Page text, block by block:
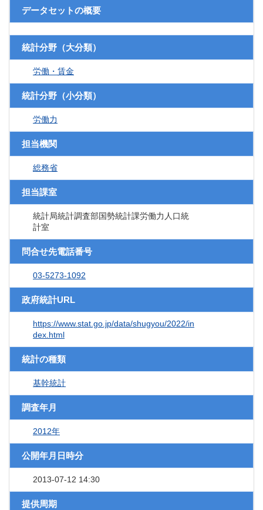
データセットの概要
統計分野（大分類）
労働・賃金
統計分野（小分類）
労働力
担当機関
総務省
担当課室
統計局統計調査部国勢統計課労働力人口統
計室
問合せ先電話番号
03-5273-1092
政府統計URL
https://www.stat.go.jp/data/shugyou/2022/in
dex.html
統計の種類
基幹統計
調査年月
2012年
公開年月日時分
2013-07-12 14:30
提供周期